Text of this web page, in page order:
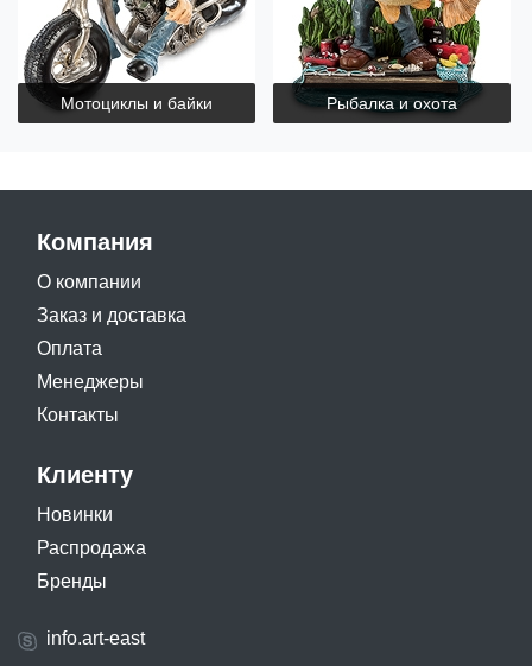
Мотоциклы и байки Рыбалка и охота
Компания
О компании
Заказ и доставка
Оплата
Менеджеры
Контакты
Клиенту
Новинки
Распродажа
Бренды
info.art-east